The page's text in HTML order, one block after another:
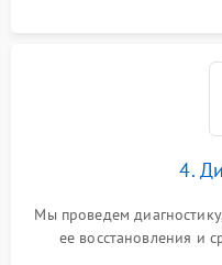
4.
Мы проведем
ее восстановления и